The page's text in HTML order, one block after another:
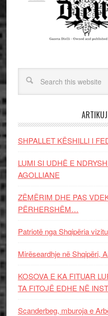
SHPALLET KËSHILLI I
LUMI SI UDHË E
AGOLLIANE
ZËMËRIM DHE PAS
PËRHERSHËM…
Patriotë nga Shqipëria
Mirëseardhje në Shqipëri,
KOSOVA E KA FITUAR
TA FITOJË EDHE NË
Scanderbeg, mburoja e